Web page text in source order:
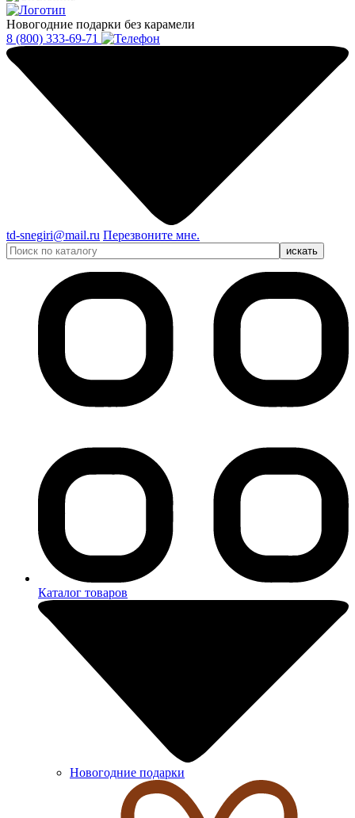
Новогодние подарки без карамели
8 (800) 333-69-71
td-snegiri@mail.ru Перезвоните мне.
Каталог товаров
Новогодние подарки